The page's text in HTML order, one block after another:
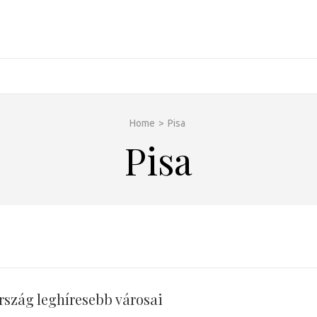
Home > Pisa
Pisa
leghíresebb városai